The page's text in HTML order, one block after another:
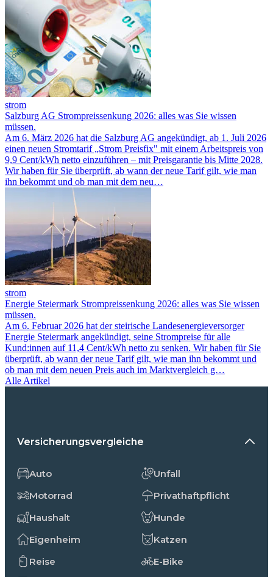
strom
Salzburg AG Strompreissenkung 2026: alles was Sie wissen
müssen.
Am 6. März 2026 hat die Salzburg AG angekündigt, ab 1. Juli 2026
einen neuen Stromtarif „Strom Preisfix" mit einem Arbeitspreis von
9,9 Cent/kWh netto einzuführen – mit Preisgarantie bis Mitte 2028.
Wir haben für Sie überprüft, ab wann der neue Tarif gilt, wie man
ihn bekommt und ob man mit dem neu…
strom
Energie Steiermark Strompreissenkung 2026: alles was Sie wissen
müssen.
Am 6. Februar 2026 hat der steirische Landesenergieversorger
Energie Steiermark angekündigt, seine Strompreise für alle
Kund:innen auf 11,4 Cent/kWh netto zu senken. Wir haben für Sie
überprüft, ab wann der neue Tarif gilt, wie man ihn bekommt und
ob man mit dem neuen Preis auch im Marktvergleich g…
Alle Artikel
Versicherungsvergleiche
Auto
Motorrad
Haushalt
Eigenheim
Reise
Unfall
Privathaftpflicht
Hunde
Katzen
E-Bike